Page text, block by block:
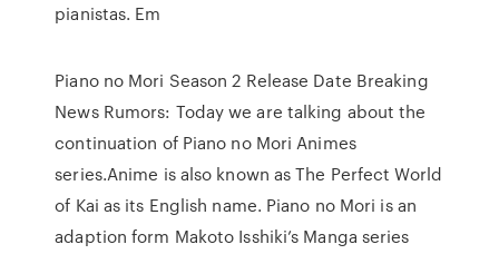
pianistas. Em
Piano no Mori Season 2 Release Date Breaking
News Rumors: Today we are talking about the
continuation of Piano no Mori Animes
series.Anime is also known as The Perfect World
of Kai as its English name. Piano no Mori is an
adaption form Makoto Isshiki’s Manga series